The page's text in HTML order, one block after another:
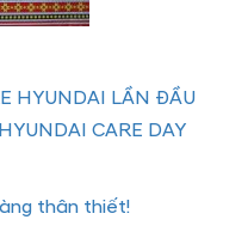
HYUNDAI LẦN ĐẦU
CARE DAY
thân thiết!